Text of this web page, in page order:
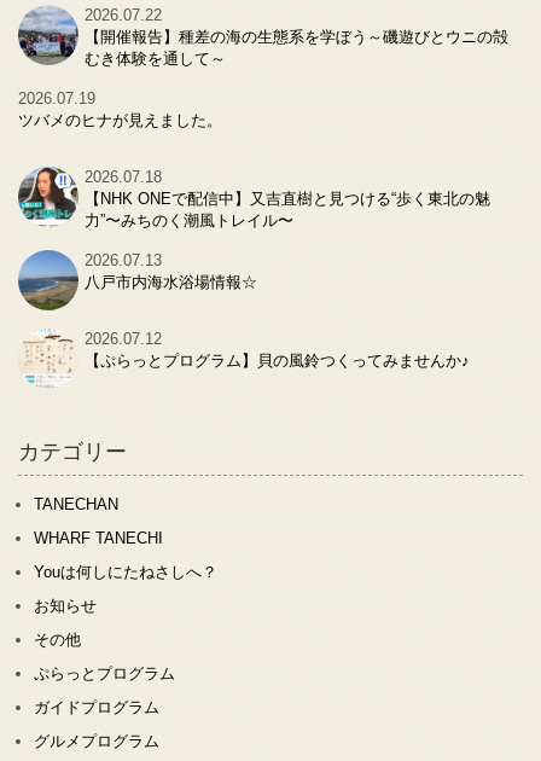
2026.07.22
【開催報告】種差の海の生態系を学ぼう～磯遊びとウニの殻
むき体験を通して～
2026.07.19
ツバメのヒナが見えました。
2026.07.18
【NHK ONEで配信中】又吉直樹と見つける“歩く東北の魅
力”〜みちのく潮風トレイル〜
2026.07.13
八戸市内海水浴場情報☆
2026.07.12
【ぷらっとプログラム】貝の風鈴つくってみませんか♪
カテゴリー
TANECHAN
WHARF TANECHI
Youは何しにたねさしへ？
お知らせ
その他
ぷらっとプログラム
ガイドプログラム
グルメプログラム